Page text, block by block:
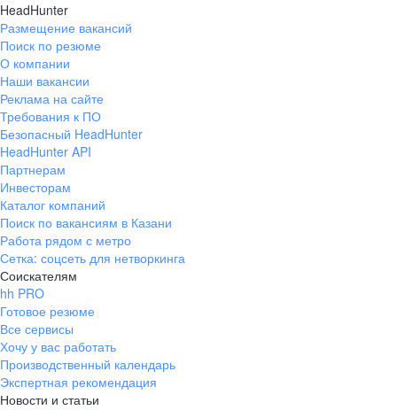
HeadHunter
Размещение вакансий
Поиск по резюме
О компании
Наши вакансии
Реклама на сайте
Требования к ПО
Безопасный HeadHunter
HeadHunter API
Партнерам
Инвесторам
Каталог компаний
Поиск по вакансиям в Казани
Работа рядом с метро
Сетка: соцсеть для нетворкинга
Соискателям
hh PRO
Готовое резюме
Все сервисы
Хочу у вас работать
Производственный календарь
Экспертная рекомендация
Новости и статьи